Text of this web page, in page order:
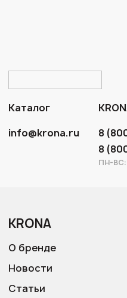
Каталог
info@krona.ru
8
8
ПН-ВС:
KRONA
О бренде
Новости
Статьи